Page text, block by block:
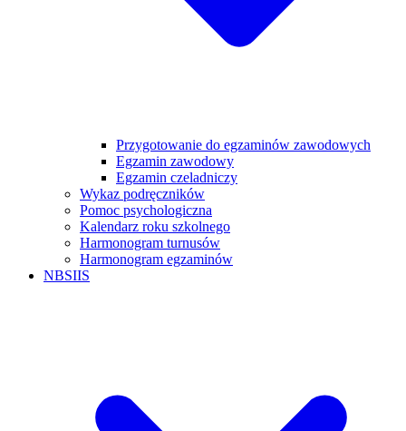
Przygotowanie do egzaminów zawodowych
Egzamin zawodowy
Egzamin czeladniczy
Wykaz podręczników
Pomoc psychologiczna
Kalendarz roku szkolnego
Harmonogram turnusów
Harmonogram egzaminów
NBSIIS